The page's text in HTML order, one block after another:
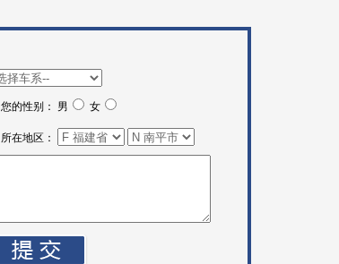
您的性别： 男 女
所在地区：